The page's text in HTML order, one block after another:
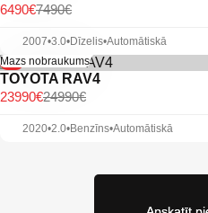
7490€
6490€
2007•3.0•Dīzelis•Automātiskā
-4%
Mazs nobraukums
TOYOTA RAV4
24990€
23990€
2020•2.0•Benzīns•Automātiskā